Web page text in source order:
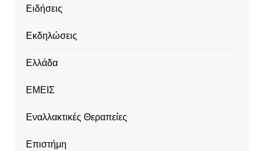
Ειδήσεις
Εκδηλώσεις
Ελλάδα
ΕΜΕΙΣ
Εναλλακτικές Θεραπείες
Επιστήμη